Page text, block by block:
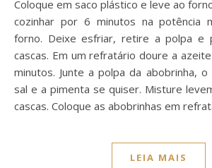
Coloque em saco plástico e leve ao
cozinhar por 6 minutos na potência
forno. Deixe esfriar, retire a polpa e
cascas. Em um refratário doure a
minutos. Junte a polpa da abobrinha,
sal e a pimenta se quiser. Misture
cascas. Coloque as abobrinhas em
LEIA MAIS